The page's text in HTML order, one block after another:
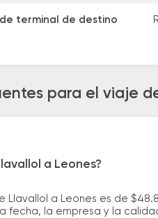
terminal de destino
para el viaje
a Leones?
Llavallol a Leones es de
fecha, la empresa y la